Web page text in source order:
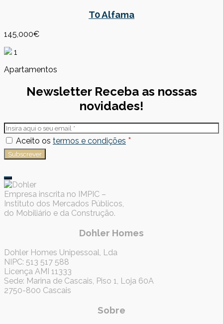
T0 Alfama
145,000€
1
Apartamentos
NewsletterReceba as nossas
novidades!
Aceito os termos e condições *
Empresa inscrita no IMPIC –
Instituto dos Mercados Públicos,
do Mobiliário e da Construção.
Dohler Homes
Dohler Homes Unipessoal, Lda
NIPC: 513 517 588
Licença AMI 11333
Sede: Marina de Cascais, Piso 1, Loja 60A
2750-800 Cascais
Sobre